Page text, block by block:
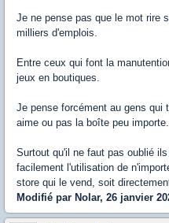
Je ne pense pas que le mot rire
milliers d'emplois.
Entre ceux qui font la
jeux en boutiques.
Je pense forcément au gens qui
aime ou pas la boîte peu importe.
Surtout qu'il ne faut pas oublié
facilement l'utilisation de
store qui le vend, soit
Modifié par Nolar, 26 janvier